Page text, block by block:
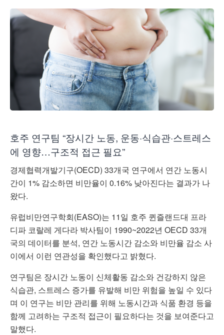
호주 연구팀 “장시간 노동, 운동·식습관·스트레스
에 영향…구조적 접근 필요”
경제협력개발기구(OECD) 33개국 연구에서 연간 노동시
간이 1% 감소하면 비만율이 0.16% 낮아진다는 결과가 나
왔다.
유럽비만연구학회(EASO)는 11일 호주 퀸즐랜드대 프라
디파 코랄레 게다라 박사팀이 1990~2022년 OECD 33개
국의 데이터를 분석, 연간 노동시간 감소와 비만율 감소 사
이에서 이런 연관성을 확인했다고 밝혔다.
연구팀은 장시간 노동이 신체활동 감소와 건강하지 않은
식습관, 스트레스 증가를 유발해 비만 위험을 높일 수 있다
며 이 연구는 비만 관리를 위해 노동시간과 식품 환경 등을
함께 고려하는 구조적 접근이 필요하다는 것을 보여준다고
말했다.